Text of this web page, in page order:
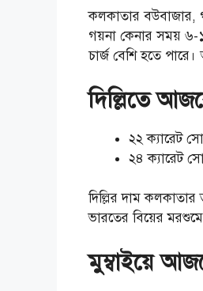
কলকাতার বউবাজার,
গয়না কেনার সময় ৬-
চার্জ বেশি হতে
দিল্লিতে
২২ ক্যারেট
২৪ ক্যারেট
দিল্লির দাম
ভারতের বিয়ের
মুম্বাইয়ে